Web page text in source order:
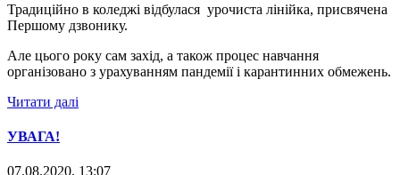
Традиційно в коледжі відбулася урочиста лінійка, присвячена
Першому дзвонику.
Але цього року сам захід, а також процес навчання
організовано з урахуванням пандемії і карантинних обмежень.
Читати далі
УВАГА!
07.08.2020, 13:07